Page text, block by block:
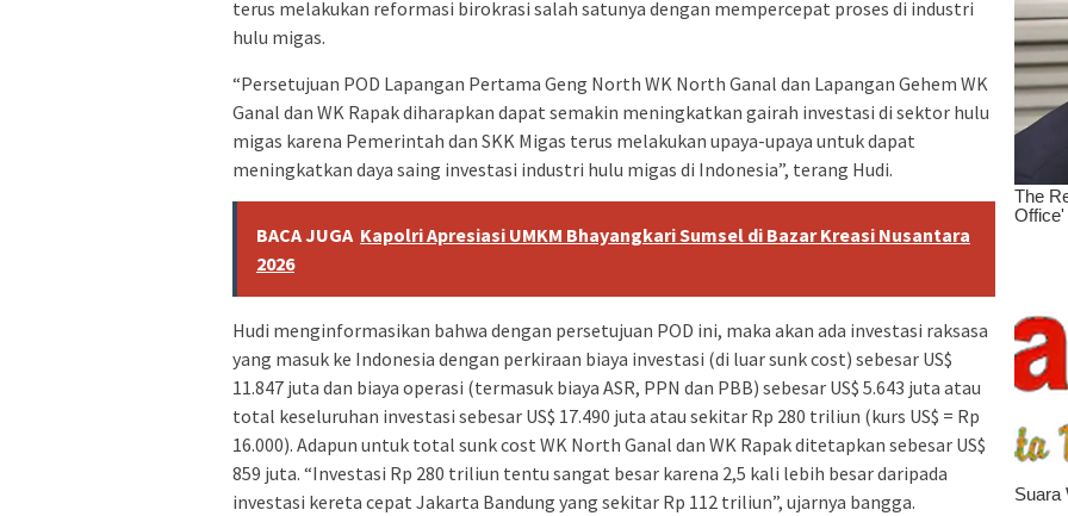
terus melakukan reformasi birokrasi salah satunya dengan mempercepat proses di industri
hulu migas.
“Persetujuan POD Lapangan Pertama Geng North WK North Ganal dan Lapangan Gehem WK
Ganal dan WK Rapak diharapkan dapat semakin meningkatkan gairah investasi di sektor hulu
migas karena Pemerintah dan SKK Migas terus melakukan upaya-upaya untuk dapat
meningkatkan daya saing investasi industri hulu migas di Indonesia”, terang Hudi.
BACA JUGA Kapolri Apresiasi UMKM Bhayangkari Sumsel di Bazar Kreasi Nusantara
2026
Hudi menginformasikan bahwa dengan persetujuan POD ini, maka akan ada investasi raksasa
yang masuk ke Indonesia dengan perkiraan biaya investasi (di luar sunk cost) sebesar US$
11.847 juta dan biaya operasi (termasuk biaya ASR, PPN dan PBB) sebesar US$ 5.643 juta atau
total keseluruhan investasi sebesar US$ 17.490 juta atau sekitar Rp 280 triliun (kurs US$ = Rp
16.000). Adapun untuk total sunk cost WK North Ganal dan WK Rapak ditetapkan sebesar US$
859 juta. “Investasi Rp 280 triliun tentu sangat besar karena 2,5 kali lebih besar daripada
investasi kereta cepat Jakarta Bandung yang sekitar Rp 112 triliun”, ujarnya bangga.